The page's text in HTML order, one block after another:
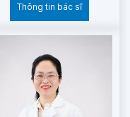
Thông tin bác sĩ